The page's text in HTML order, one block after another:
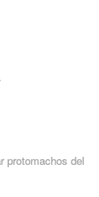
protomachos del